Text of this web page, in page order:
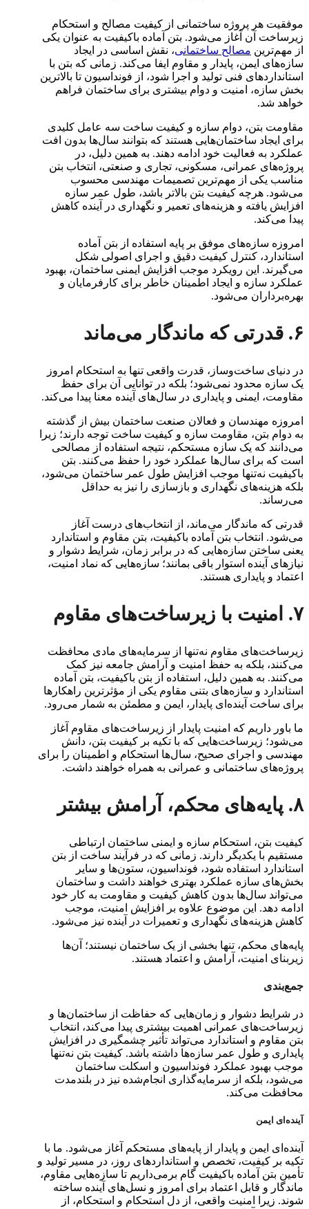
موفقیت هر پروژه ساختمانی از کیفیت مصالح و استحکام
زیرساخت آن آغاز می‌شود. بتن آماده باکیفیت به عنوان یکی
از مهم‌ترین مصالح ساختمانی، نقش اساسی در ایجاد
سازه‌های ایمن، پایدار و مقاوم ایفا می‌کند. زمانی که بتن با
استانداردهای فنی تولید و اجرا شود، از فونداسیون تا بالاترین
بخش سازه، امنیت و دوام بیشتری برای ساختمان فراهم
خواهد شد.
مقاومت بتن، دوام سازه و کیفیت ساخت سه عامل کلیدی
برای ایجاد ساختمان‌هایی هستند که بتوانند سال‌ها بدون افت
عملکرد به فعالیت خود ادامه دهند. به همین دلیل، در
پروژه‌های عمرانی، مسکونی، تجاری و صنعتی، انتخاب بتن
مناسب یکی از مهم‌ترین تصمیمات مهندسی محسوب
می‌شود. هرچه کیفیت بتن بالاتر باشد، طول عمر سازه
افزایش یافته و هزینه‌های تعمیر و نگهداری در آینده کاهش
پیدا می‌کند.
امروزه سازه‌های موفق بر پایه استفاده از بتن آماده
استاندارد، کنترل کیفیت دقیق و اجرای اصولی شکل
می‌گیرند. این رویکرد موجب افزایش ایمنی ساختمان، بهبود
عملکرد سازه و ایجاد اطمینان خاطر برای کارفرمایان و
بهره‌برداران می‌شود.
۶. قدرتی که ماندگار می‌ماند
در دنیای ساخت‌وساز، قدرت واقعی تنها به استحکام امروز
یک سازه محدود نمی‌شود؛ بلکه در توانایی آن برای حفظ
مقاومت، ایمنی و پایداری در سال‌های آینده معنا پیدا می‌کند.
امروزه مهندسان و فعالان صنعت ساختمان بیش از گذشته
به دوام بتن، مقاومت سازه و کیفیت ساخت توجه دارند؛ زیرا
می‌دانند که یک سازه مستحکم، نتیجه استفاده از مصالحی
است که برای سال‌ها عملکرد خود را حفظ می‌کنند. بتن
باکیفیت نه‌تنها موجب افزایش طول عمر ساختمان می‌شود،
بلکه هزینه‌های نگهداری و بازسازی را نیز به حداقل
می‌رساند.
قدرتی که ماندگار می‌ماند، از انتخاب‌های درست آغاز
می‌شود. انتخاب بتن آماده باکیفیت، بتن مقاوم و استاندارد
یعنی ساختن سازه‌هایی که در برابر زمان، شرایط دشوار و
نیازهای آینده استوار باقی بمانند؛ سازه‌هایی که نماد امنیت،
اعتماد و پایداری هستند.
۷. امنیت با زیرساخت‌های مقاوم
زیرساخت‌های مقاوم نه‌تنها از سرمایه‌های مادی محافظت
می‌کنند، بلکه به حفظ امنیت و آرامش جامعه نیز کمک
می‌کنند. به همین دلیل، استفاده از بتن باکیفیت، بتن آماده
استاندارد و سازه‌های بتنی مقاوم یکی از مؤثرترین راهکارها
برای ساخت آینده‌ای پایدار، ایمن و مطمئن به شمار می‌رود.
ما باور داریم که امنیت پایدار از زیرساخت‌های مقاوم آغاز
می‌شود؛ زیرساخت‌هایی که با تکیه بر کیفیت بتن، دانش
مهندسی و اجرای صحیح، سال‌ها استحکام و اطمینان را برای
پروژه‌های ساختمانی و عمرانی به همراه خواهند داشت.
۸. پایه‌های محکم، آرامش بیشتر
کیفیت بتن، استحکام سازه و ایمنی ساختمان ارتباطی
مستقیم با یکدیگر دارند. زمانی که در فرآیند ساخت از بتن
استاندارد استفاده شود، فونداسیون، ستون‌ها و سایر
بخش‌های سازه عملکرد بهتری خواهند داشت و ساختمان
می‌تواند سال‌ها بدون کاهش کیفیت و مقاومت به کار خود
ادامه دهد. این موضوع علاوه بر افزایش امنیت، موجب
کاهش هزینه‌های نگهداری و تعمیرات در آینده نیز می‌شود.
پایه‌های محکم، تنها بخشی از یک ساختمان نیستند؛ آن‌ها
زیربنای امنیت، آرامش و اعتماد هستند.
جمع‌بندی
در شرایط دشوار و زمان‌هایی که حفاظت از ساختمان‌ها و
زیرساخت‌های عمرانی اهمیت بیشتری پیدا می‌کند، انتخاب
بتن مقاوم و استاندارد می‌تواند تأثیر چشمگیری در افزایش
پایداری و طول عمر سازه‌ها داشته باشد. کیفیت بتن نه‌تنها
موجب بهبود عملکرد فونداسیون و اسکلت ساختمان
می‌شود، بلکه از سرمایه‌گذاری انجام‌شده نیز در بلندمدت
محافظت می‌کند.
آینده‌ای ایمن
آینده‌ای ایمن و پایدار از پایه‌های مستحکم آغاز می‌شود. ما با
تکیه بر کیفیت، تخصص و استانداردهای روز، در مسیر تولید و
تأمین بتن آماده باکیفیت گام برمی‌داریم تا سازه‌هایی مقاوم،
ماندگار و قابل اعتماد برای امروز و نسل‌های آینده ساخته
شوند. زیرا امنیت واقعی، از دل استحکام و استحکام، از